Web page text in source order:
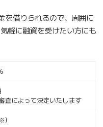
を借りられるので、周囲に
軽に融資を受けたい方にも
査によって決定いたします